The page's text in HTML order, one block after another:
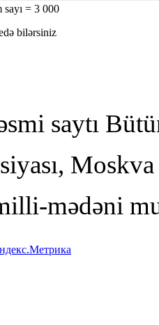
sayı = 3 000
bilərsiniz
saytı
mədəni